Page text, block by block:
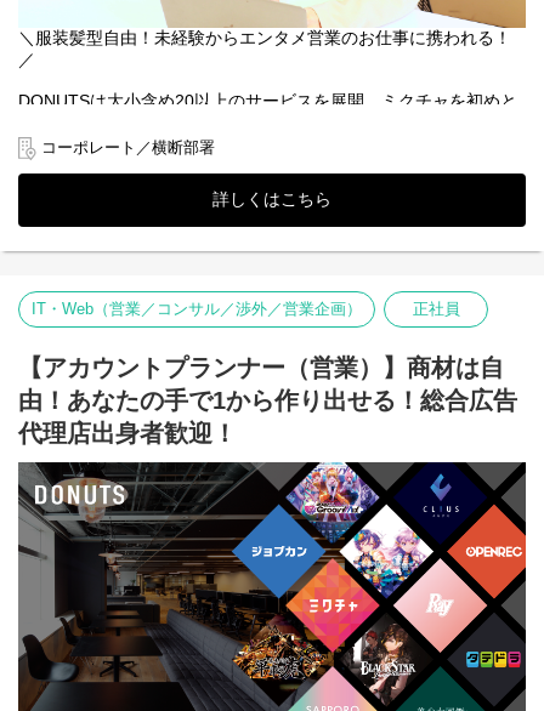
■DONUTSのバックオフィスが目指すもの
会社・事業が新たな挑戦をするためには、強固なバックオフィス
の体制が必要不可欠です。
すごいと言われるような施策を発信し続ける」組織を実現するこ
【社内ツール】
・ジョブカンシリーズ（採用管理・経費精算など）
＼服装髪型自由！未経験からエンタメ営業のお仕事に携われる！
／
DONUTSは大小含め20以上のサービスを展開、ミクチャを初めと
年の歴史を誇る人気女性雑誌『Ray』、北海道で最大級のファッシ
ョン＆カルチャーイベント『SAPPORO COLLECTION』ゲーム実
況やオリジナル番組、eスポーツ大会の配信が楽しめる、動画配信
プラットフォーム『OPENREC.tv』等、エンタメ事業の広告、協
賛に対するインサイドセールスを募集します！
企業のリスト作成やアポイント獲得に向けた活動（メール送信や
電話など）を行なっていただきます。
ゆくゆくは企画立案やクロージングにも一気通貫で携わっていた
だくことも可能です！
■具体的な業務内容
・リスト作成
・アポイント
■チーム構成
マネージャー1名、メンバー10名
??1日のスケジュール
10:00 - 12:00 メール確認 / アポイントリストアップ
12:00 - 13:00 昼休憩（※休憩は自由な時間にとれます！）
13:00 - 18:00 架電、メール送信によるアポ獲得
18:00 - 18:30 業務、成果整理 等
18:30 - 19:00 終礼（振り返り）
コーポレート／横断部署
詳しくはこちら
IT・Web（営業／コンサル／渉外／営業企画） 正社員
【アカウントプランナー（営業）】商材は自
由！あなたの手で1から作り出せる！総合広告
代理店出身者歓迎！